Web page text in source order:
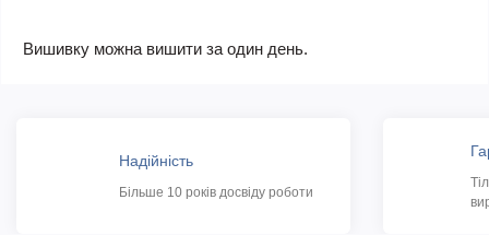
Вишивку можна вишити за один день.
Надійність
Більше 10 років досвіду роботи